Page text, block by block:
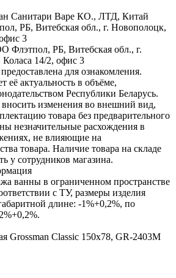
Санитари Варе КО., ЛТД, Китай
РБ, Витебская обл., г. Новополоцк,
3
Флэтпол, РБ, Витебская обл., г.
14/2, офис 3
для ознакомления.
её актуальность в объёме,
Республики Беларусь.
изменения во внешний вид,
товара без предварительного
незначительные расхождения в
не влияющие на
товара. Наличие товара на складе
у сотрудников магазина.
ванны в ограниченном пространстве
с ТУ, размеры изделия
длине: -1%+0,2%, по
Grossman Classic 150x78, GR-2403M